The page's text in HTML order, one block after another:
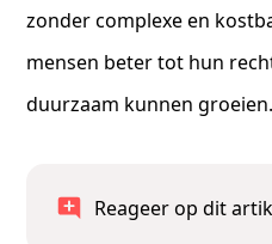
zonder complexe en
mensen beter tot hun
duurzaam kunnen groeien.
Reageer op dit